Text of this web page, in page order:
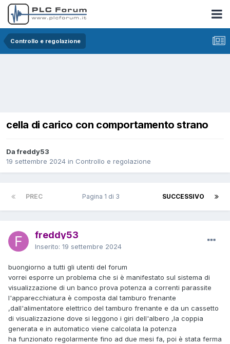
Controllo e regolazione
cella di carico con comportamento strano
Da freddy53
19 settembre 2024 in Controllo e regolazione
PREC SUCCESSIVO
Pagina 1 di 3
freddy53
Inserito: 19 settembre 2024
buongiorno a tutti gli utenti del forum
vorrei esporre un problema che si è manifestato sul sistema di
visualizzazione di un banco prova potenza a correnti parassite
l'apparecchiatura è composta dal tamburo frenante
,dall'alimentatore elettrico del tamburo frenante e da un cassetto
di visualizzazione dove si leggono i giri dell'albero ,la coppia
generata e in automatico viene calcolata la potenza
ha funzionato regolarmente fino ad due mesi fa, poi è stata ferma